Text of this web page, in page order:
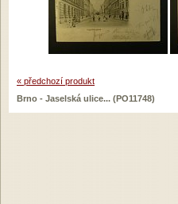
« předchozí produkt
Brno - Jaselská ulice... (PO11748)